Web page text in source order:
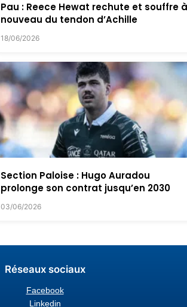
Pau : Reece Hewat rechute et souffre à
nouveau du tendon d’Achille
18/06/2026
Section Paloise : Hugo Auradou
prolonge son contrat jusqu’en 2030
03/06/2026
Réseaux sociaux
Facebook
Linkedin